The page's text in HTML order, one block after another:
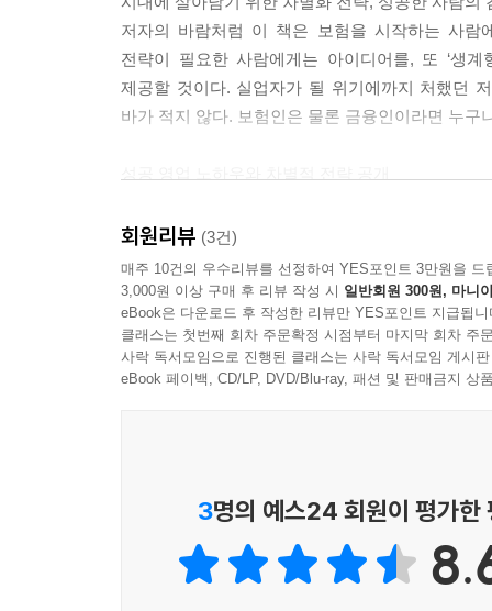
브랜드 파워로 고객을 사로잡아라
VIP고객을 파트너로 만드는 법
회사가 뒤에 있어 흔들리지 않는다
찾아가지 말고 찾아오게 하라
남과 다른 서비스로 승부하라
고객의 꿈을 공유하라
불가능은 없다, 단지 하지 않을 뿐이다
99퍼센트 결심보다 1퍼센트 실천이 강하다
기준과 원칙으로 미래를 설계하라
1인 기업가 정신을 지녀라
5장 고객을 명가로 만드는 가문컨설팅
돈은 곱하고 마음은 나누는 가문컨설팅
고객 서비스 혁명 : 명가로 만드는 운영 프로그램
실전 플래닝 사례 - 가문 컨설팅, 이렇게 한다
저자의 바람처럼 이 책은 보험을 시작하는 사람
전략이 필요한 사람에게는 아이디어를, 또 ‘생계
제공할 것이다. 실업자가 될 위기에까지 처했던
바가 적지 않다. 보험인은 물론 금융인이라면 누구
성공을 유심히 들여다보면 예사롭지 않은 몇 가
보험설계사를 선택했다는 점, 가문컨설팅을 브랜
저자는 자신의 성공 비결을 남보다 몇배로 발로 뛰
있다고 믿고 실천하는 ‘강력한 도전정신’에서 찾
자금의 흐름과 고객의 니즈를 파악하여 VIP시장
고객이 원한다면 24시간 어디라도 달려가는 ‘고
버는 것이 아니라 ‘존경받는 설계사 문화를 만들어
가문컨설팅은 무엇인가
회원리뷰 (3건)
매주 10건의 우수리뷰를 선정하여 YES포인트 3만원을 드
3,000원 이상 구매 후 리뷰 작성 시 일반회원 300원, 마니
eBook은 다운로드 후 작성한 리뷰만 YES포인트 지급됩니
클래스는 첫번째 회차 주문확정 시점부터 마지막 회차 주
사락 독서모임으로 진행된 클래스는 사락 독서모임 게시
eBook 페이백, CD/LP, DVD/Blu-ray, 패션 및 판매금지 상
3명의 예스24 회원이 평가한